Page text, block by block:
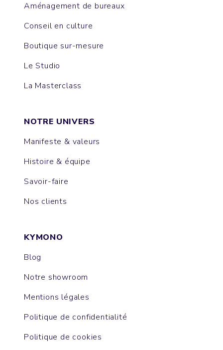
Aménagement de bureaux
Conseil en culture
Boutique sur-mesure
Le Studio
La Masterclass
NOTRE UNIVERS
Manifeste & valeurs
Histoire & équipe
Savoir-faire
Nos clients
KYMONO
Blog
Notre showroom
Mentions légales
Politique de confidentialité
Politique de cookies